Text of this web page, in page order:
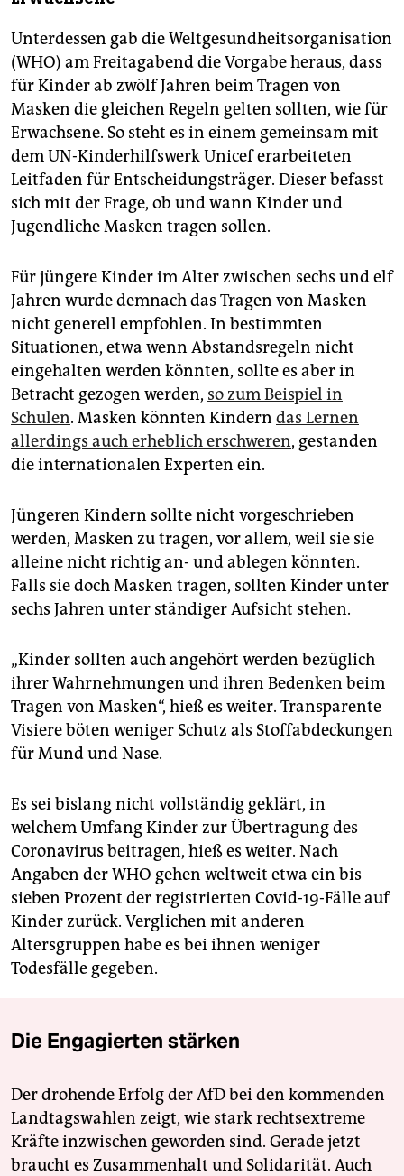
Unterdessen gab die Weltgesundheitsorganisation
(WHO) am Freitagabend die Vorgabe heraus, dass
für Kinder ab zwölf Jahren beim Tragen von
Masken die gleichen Regeln gelten sollten, wie für
Erwachsene. So steht es in einem gemeinsam mit
dem UN-Kinderhilfswerk Unicef erarbeiteten
Leitfaden für Entscheidungsträger. Dieser befasst
sich mit der Frage, ob und wann Kinder und
Jugendliche Masken tragen sollen.
Für jüngere Kinder im Alter zwischen sechs und elf
Jahren wurde demnach das Tragen von Masken
nicht generell empfohlen. In bestimmten
Situationen, etwa wenn Abstandsregeln nicht
eingehalten werden könnten, sollte es aber in
Betracht gezogen werden, so zum Beispiel in
Schulen. Masken könnten Kindern das Lernen
allerdings auch erheblich erschweren, gestanden
die internationalen Experten ein.
Jüngeren Kindern sollte nicht vorgeschrieben
werden, Masken zu tragen, vor allem, weil sie sie
alleine nicht richtig an- und ablegen könnten.
Falls sie doch Masken tragen, sollten Kinder unter
sechs Jahren unter ständiger Aufsicht stehen.
„Kinder sollten auch angehört werden bezüglich
ihrer Wahrnehmungen und ihren Bedenken beim
Tragen von Masken“, hieß es weiter. Transparente
Visiere böten weniger Schutz als Stoffabdeckungen
für Mund und Nase.
Es sei bislang nicht vollständig geklärt, in
welchem Umfang Kinder zur Übertragung des
Coronavirus beitragen, hieß es weiter. Nach
Angaben der WHO gehen weltweit etwa ein bis
sieben Prozent der registrierten Covid-19-Fälle auf
Kinder zurück. Verglichen mit anderen
Altersgruppen habe es bei ihnen weniger
Todesfälle gegeben.
Die Engagierten stärken
Der drohende Erfolg der AfD bei den kommenden
Landtagswahlen zeigt, wie stark rechtsextreme
Kräfte inzwischen geworden sind. Gerade jetzt
braucht es Zusammenhalt und Solidarität. Auch